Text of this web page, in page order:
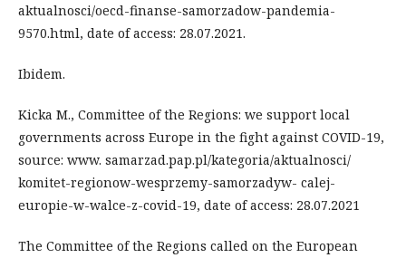
aktualnosci/oecd-finanse-samorzadow-pandemia-
9570.html, date of access: 28.07.2021.
Ibidem.
Kicka M., Committee of the Regions: we support local
governments across Europe in the fight against COVID-19,
source: www. samarzad.pap.pl/kategoria/aktualnosci/
komitet-regionow-wesprzemy-samorzadyw- calej-
europie-w-walce-z-covid-19, date of access: 28.07.2021
The Committee of the Regions called on the European